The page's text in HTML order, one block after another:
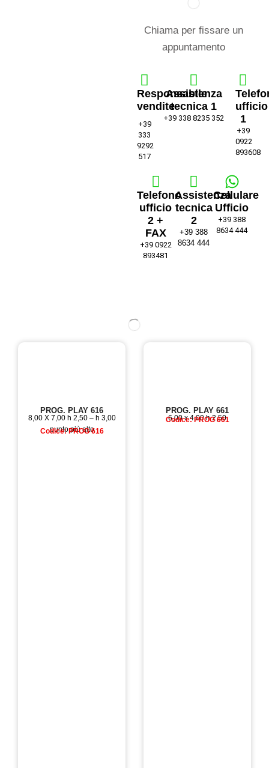
Chiama per fissare un
appuntamento
Responsabile
vendite
+39
333
9292
517
Assistenza
tecnica 1
+39 338 8235 352
ufficio
1
+39
0922
893608
Telefono
ufficio
2 +
FAX
+39 0922
893481
Assistenza
tecnica
2
+39 388
8634 444
Cellulare
Ufficio
+39 388
8634 444
PROG. PLAY 616
8,00 X 7,00 h 2,50 – h 3,00
punto più alto
Codice: PROG 616
PROG. PLAY 661
6,00 x 4,00 h 2,50
Codice: PROG 661